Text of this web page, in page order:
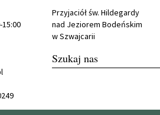
Przyjaciół św. Hildegardy
nad Jeziorem Bodeńskim
w Szwajcarii
Szukaj nas